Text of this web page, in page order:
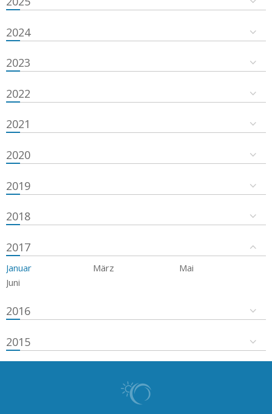
2024
2023
2022
2021
2020
2019
2018
2017
Januar März
Mai
Juni
2016
2015